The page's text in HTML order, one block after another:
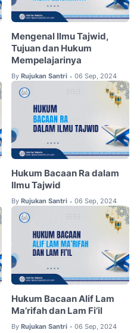
Mengenal Ilmu Tajwid,
Tujuan dan Hukum
Mempelajarinya
By Rujukan Santri • 06 Sep, 2024
Hukum Bacaan Ra dalam
Ilmu Tajwid
By Rujukan Santri • 06 Sep, 2024
Hukum Bacaan Alif Lam
Ma’rifah dan Lam Fi’il
By Rujukan Santri • 06 Sep, 2024